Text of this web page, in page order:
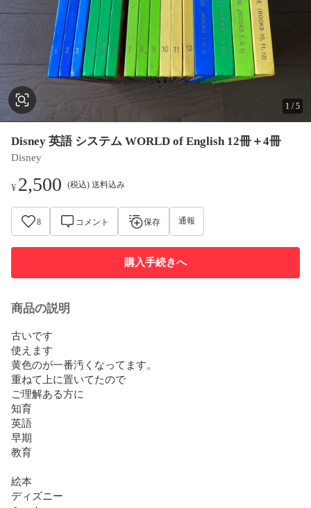
1 /5
Disney 英語 システム WORLD of English 12冊＋4冊
Disney
¥2,500 (税込) 送料込み
8 コメント 保存 通報
購入手続きへ
商品の説明
古いです
使えます
黄色のが一番汚くなってます。
重ねて上に置いてたので
ご理解ある方に
知育
英語
早期
教育
絵本
ディズニー